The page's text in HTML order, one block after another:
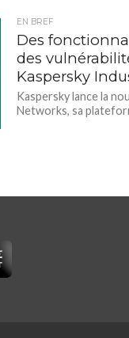
EN BREF
Des
des
Kaspersky
Kaspersky lance la
Networks, sa